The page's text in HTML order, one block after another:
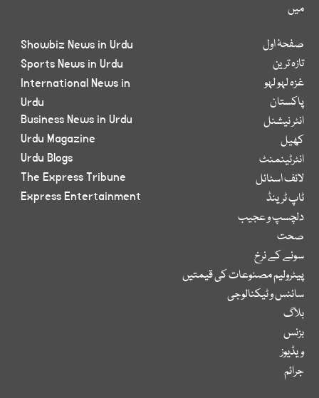
میں
صفحۂ اول
تازہ ترین
غزہ لہو لہو
پاکستان
انٹر نیشنل
کھیل
انٹرٹینمنٹ
لائف اسٹائل
ٹاپ ٹرینڈ
دلچسپ و عجیب
صحت
سونے کے نرخ
پیٹرولیم مصنوعات کی قیمتیں
سائنس و ٹیکنالوجی
بلاگ
بزنس
ویڈیوز
جرائم
Showbiz News in Urdu
Sports News in Urdu
International News in
Urdu
Business News in Urdu
Urdu Magazine
Urdu Blogs
The Express Tribune
Express Entertainment